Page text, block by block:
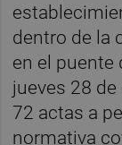
dentro de la
en el puente
jueves 28
72 actas a
normativa